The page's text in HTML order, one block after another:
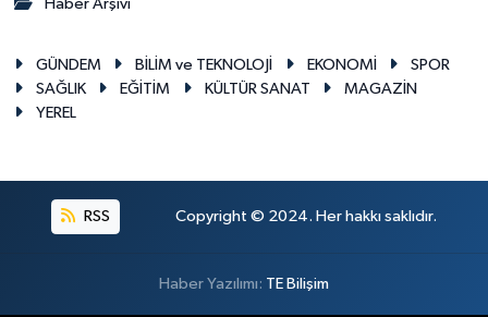
Haber Arşivi
GÜNDEM BİLİM ve TEKNOLOJİ EKONOMİ
SPOR
SAĞLIK
EĞİTİM KÜLTÜR SANAT
MAGAZİN
YEREL
RSS Copyright © 2024. Her hakkı saklıdır.
Haber Yazılımı: TE Bilişim